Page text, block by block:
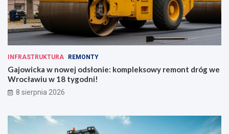
INFRASTRUKTURA REMONTY
Gajowicka w nowej odsłonie: kompleksowy remont dróg we
Wrocławiu w 18 tygodni!
8 sierpnia 2026